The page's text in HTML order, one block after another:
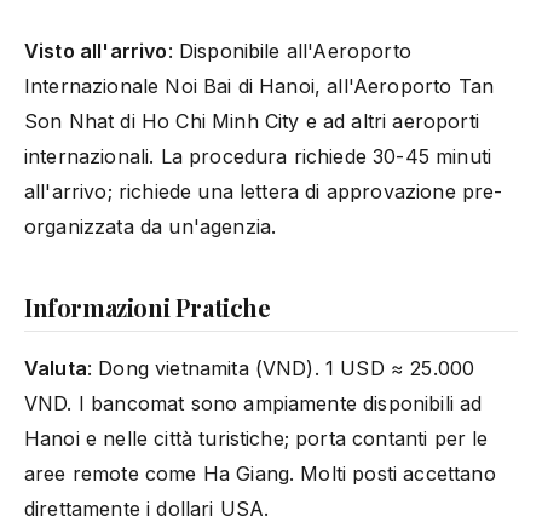
Visto all'arrivo: Disponibile all'Aeroporto
Internazionale Noi Bai di Hanoi, all'Aeroporto Tan
Son Nhat di Ho Chi Minh City e ad altri aeroporti
internazionali. La procedura richiede 30-45 minuti
all'arrivo; richiede una lettera di approvazione pre-
organizzata da un'agenzia.
Informazioni Pratiche
Valuta: Dong vietnamita (VND). 1 USD ≈ 25.000
VND. I bancomat sono ampiamente disponibili ad
Hanoi e nelle città turistiche; porta contanti per le
aree remote come Ha Giang. Molti posti accettano
direttamente i dollari USA.